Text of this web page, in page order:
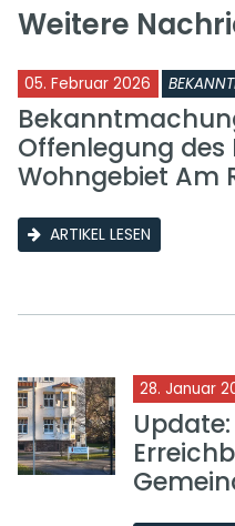
Weitere
05. Februar 2026
Offenlegung
Wohngebiet Am
ARTIKEL LESEN
28. Januar